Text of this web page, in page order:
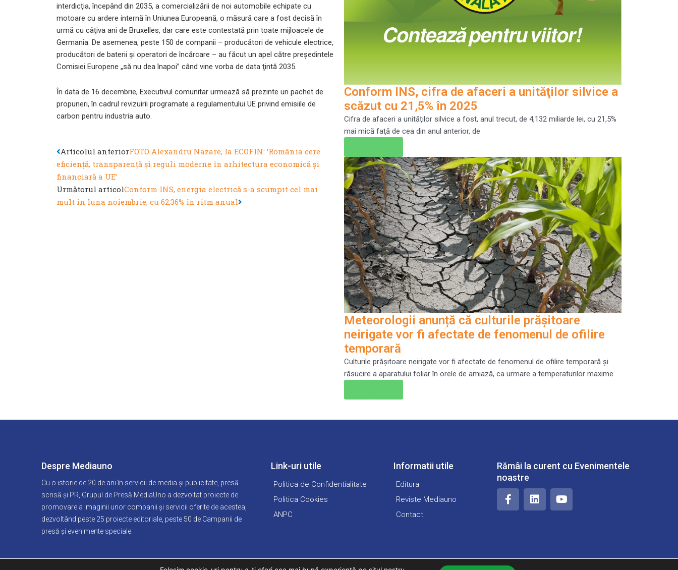
interdicţia, începând din 2035, a comercializării de noi automobile echipate cu
motoare cu ardere internă în Uniunea Europeană, o măsură care a fost decisă în
urmă cu câţiva ani de Bruxelles, dar care este contestată prin toate mijloacele de
Germania. De asemenea, peste 150 de companii – producători de vehicule electrice,
producători de baterii şi operatori de încărcare – au făcut un apel către preşedintele
Comisiei Europene „să nu dea înapoi” când vine vorba de data ţintă 2035.
În data de 16 decembrie, Executivul comunitar urmează să prezinte un pachet de
propuneri, în cadrul revizuirii programate a regulamentului UE privind emisiile de
carbon pentru industria auto.
Prev
Articolul anteriorFOTO Alexandru Nazare, la ECOFIN: ‘România cere
eficiență, transparență și reguli moderne în arhitectura economică și
financiară a UE’
Următorul articolConform INS, energia electrică s-a scumpit cel mai
mult în luna noiembrie, cu 62,36% în ritm anual
Next
Conform INS, cifra de afaceri a unităţilor silvice a
scăzut cu 21,5% în 2025
Cifra de afaceri a unităţilor silvice a fost, anul trecut, de 4,132 miliarde lei, cu 21,5%
mai mică faţă de cea din anul anterior, de
Meteorologii anunță că culturile prăşitoare
neirigate vor fi afectate de fenomenul de ofilire
temporară
Culturile prăşitoare neirigate vor fi afectate de fenomenul de ofilire temporară şi
răsucire a aparatului foliar în orele de amiază, ca urmare a temperaturilor maxime
Despre Mediauno
Cu o istorie de 20 de ani în servicii de media și publicitate, presă
scrisă și PR, Grupul de Presă MediaUno a dezvoltat proiecte de
promovare a imaginii unor companii și servicii oferite de acestea,
dezvoltând peste 25 proiecte editoriale, peste 50 de Campanii de
presă și evenimente speciale.
Link-uri utile
Politica de Confidentialitate
Politica Cookies
ANPC
Informatii utile
Editura
Reviste Mediauno
Contact
Rămâi la curent cu Evenimentele
noastre
F
a
c
k
L
i
n
Y
o
u